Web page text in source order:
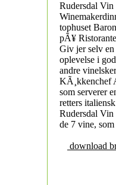
Rudersdal
tophuset
pÃ¥
Giv jer selv en
oplevelse i
andre
KÃ¸kkenchef
som serverer
retters
Rudersdal Vin
de 7 vine,
download